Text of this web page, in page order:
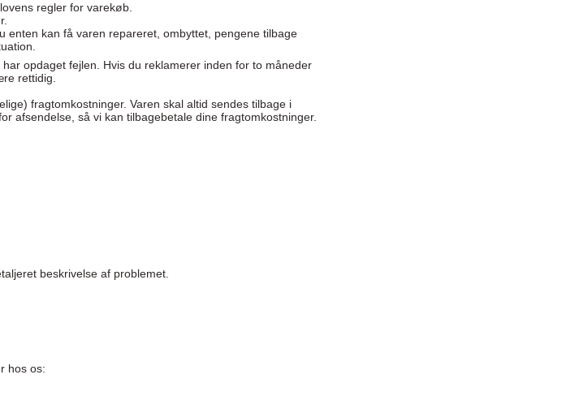
regler for varekøb.
enten kan få varen repareret, ombyttet, pengene tilbage
opdaget fejlen. Hvis du reklamerer inden for to måneder
rettidig.
fragtomkostninger. Varen skal altid sendes tilbage i
afsendelse, så vi kan tilbagebetale dine fragtomkostninger.
beskrivelse af problemet.
hos os: